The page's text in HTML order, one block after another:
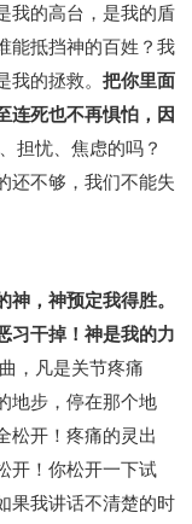
我的高台，是我的盾
能抵挡神的百姓？我
的拯救。 把你里面
连死也不再惧怕，因
担忧、焦虑的吗？
还不够，我们不能失
神，神预定我得胜。
习干掉！神是我的力
，凡是关节疼痛
地步，停在那个地
松开！疼痛的灵出
开！你松开一下试
果我讲话不清楚的时